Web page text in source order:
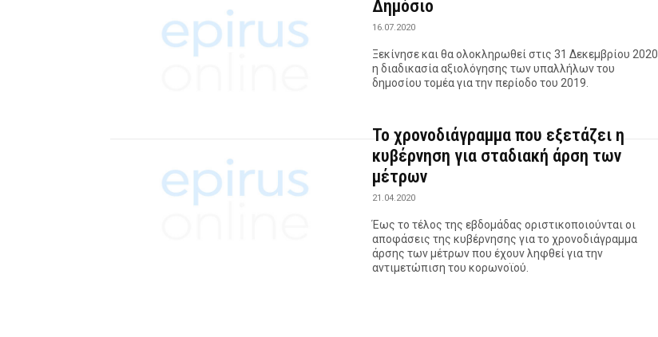
Δημόσιο
16.07.2020
Ξεκίνησε και θα ολοκληρωθεί στις 31 Δεκεμβρίου 2020
η διαδικασία αξιολόγησης των υπαλλήλων του
δημοσίου τομέα για την περίοδο του 2019.
Το χρονοδιάγραμμα που εξετάζει η
κυβέρνηση για σταδιακή άρση των
μέτρων
21.04.2020
Έως το τέλος της εβδομάδας οριστικοποιούνται οι
αποφάσεις της κυβέρνησης για το χρονοδιάγραμμα
άρσης των μέτρων που έχουν ληφθεί για την
αντιμετώπιση του κορωνοϊού.